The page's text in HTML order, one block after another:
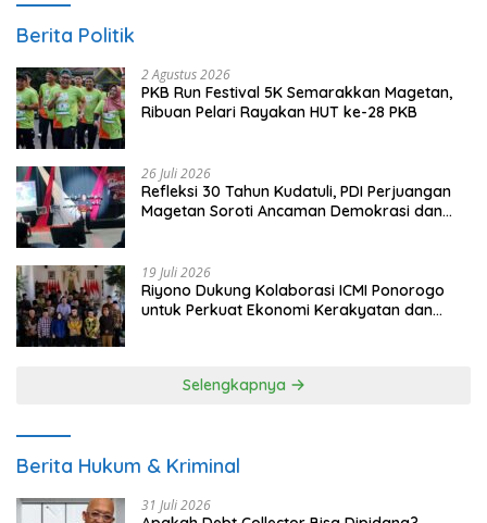
Berita Politik
2 Agustus 2026
PKB Run Festival 5K Semarakkan Magetan,
Ribuan Pelari Rayakan HUT ke-28 PKB
26 Juli 2026
Refleksi 30 Tahun Kudatuli, PDI Perjuangan
Magetan Soroti Ancaman Demokrasi dan
19 Juli 2026
Riyono Dukung Kolaborasi ICMI Ponorogo
untuk Perkuat Ekonomi Kerakyatan dan
Selengkapnya
Berita Hukum & Kriminal
31 Juli 2026